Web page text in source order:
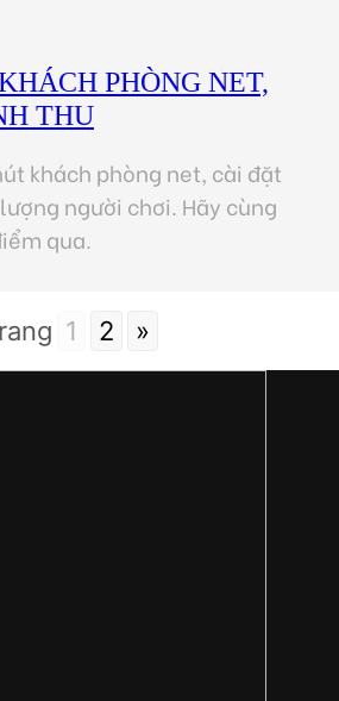
PHÒNG NET,
THU
khách phòng net, cài đặt
người chơi. Hãy cùng
qua.
1 2 »